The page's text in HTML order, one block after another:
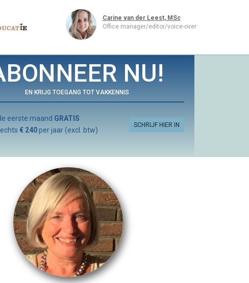
Carine van der Leest, MSc
Office manager/editor/voice-over
NU!
EN KRIJG TOEGANG TOT VAKKENNIS
SCHRIJF HIER IN
eerste maand GRATIS
€ 240per jaar (excl. btw)